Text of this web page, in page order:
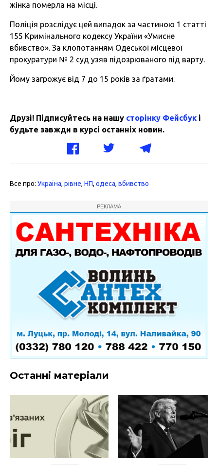
жінка померла на місці.
Поліція розслідує цей випадок за частиною 1 статті
155 Кримінального кодексу України «Умисне
вбивство». За клопотанням Одеської місцевої
прокуратури № 2 суд узяв підозрюваного під варту.
Йому загрожує від 7 до 15 років за ґратами.
Друзі! Підписуйтесь на нашу сторінку Фейсбук і
будьте завжди в курсі останніх новин.
Все про: Україна, рівне, НП, одеса, вбивство
РЕКЛАМА
Останні матеріали